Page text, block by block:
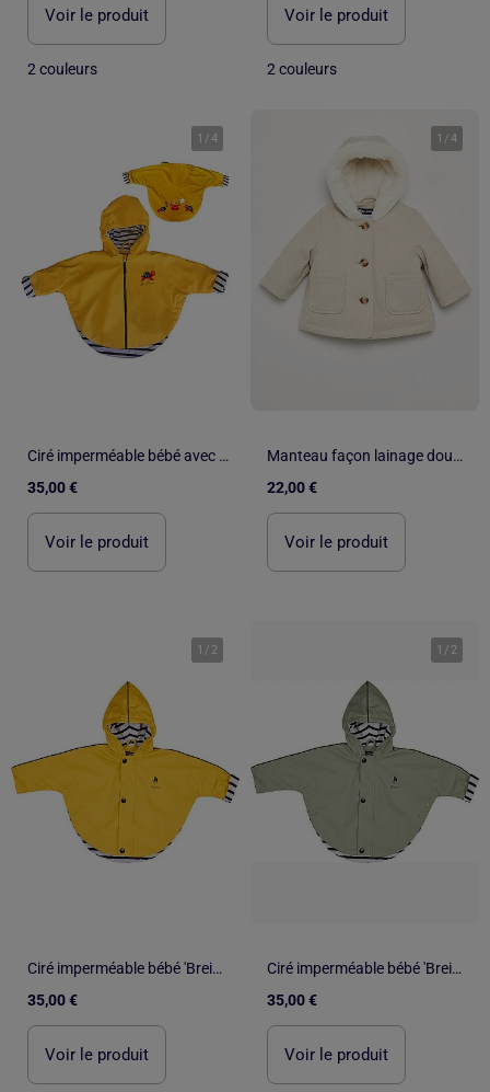
Voir le produit
2 couleurs
Voir le produit
2 couleurs
1 /4
Ciré imperméable bébé avec Capuche 'Breizh Ocean', Poncho Intérieur rayé avec Broderie
35,00 €
Voir le produit
1 /4
Manteau façon lainage doublé en fausse fourrure
22,00 €
Voir le produit
1 / 2
Ciré imperméable bébé 'Breizh Ocean' avec Capuche, Poncho Intérieur rayé
35,00 €
Voir le produit
1 / 2
Ciré imperméable bébé 'Breizh Ocean' avec Capuche, Poncho Intérieur rayé
35,00 €
Voir le produit